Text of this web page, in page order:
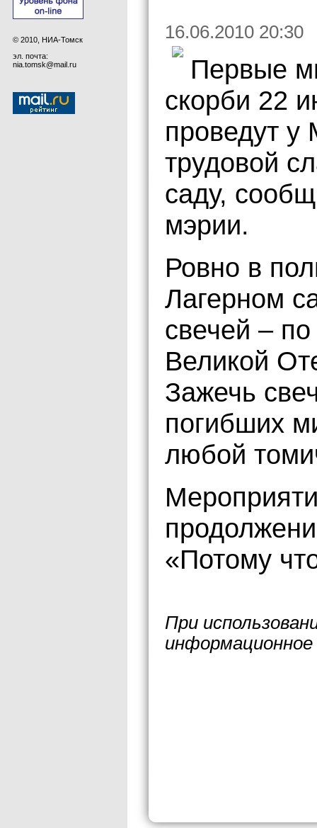
© 2010, НИА-Томск
эл. почта:
nia.tomsk@mail.ru
16.06.2010 20:30
Первые
скорби 22
проведут
трудовой
саду,
мэрии.
Ровно в
Лагерном
свечей –
Великой
Зажечь
погибших
любой
«Потому
При